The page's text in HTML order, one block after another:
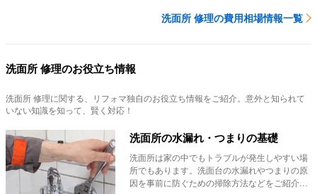
洗面所 修理の費用相場情報一覧
洗面所 修理のお役立ち情報
洗面所 修理に関する、リフォマ独自のお役立ち情報をご紹介。意外と知られて
いない知識を知って、賢く対応！
洗面所の水漏れ・つまりの基礎
洗面所は家の中でもトラブルが発生しやすい場
所でもあります。洗面台の水漏れやつまりの原
因を事前に防ぐための掃除方法などをご紹介し